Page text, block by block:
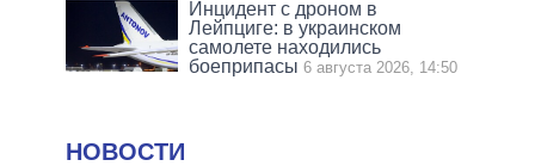
Инцидент с дроном в
Лейпциге: в украинском
самолете находились
боеприпасы 6 августа 2026, 14:50
НОВОСТИ